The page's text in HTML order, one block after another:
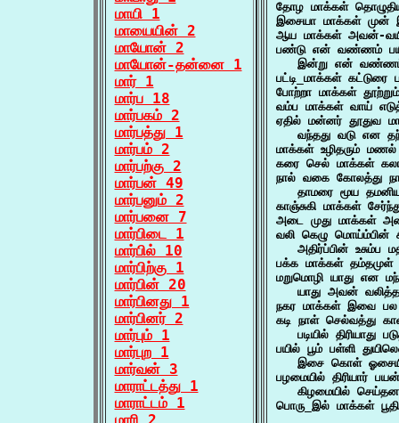
மாயி 1
மாயையின் 2
மாயோன் 2
மாயோன்-தன்னை 1
மார் 1
மார்ப 18
மார்பகம் 2
மார்பத்து 1
மார்பம் 2
மார்பற்கு 2
மார்பன் 49
மார்பனும் 2
மார்பனை 7
மார்பிடை 1
மார்பில் 10
மார்பிற்கு 1
மார்பின் 20
மார்பினது 1
மார்பினர் 2
மார்பும் 1
மார்புற 1
மார்வன் 3
மாராட்டத்து 1
மாராட்டம் 1
தோழ மாக்கள்
இசையா மாக்கள் முன்
ஆய மாக்கள் அவன்-
பண்டு என் வண்ணம்
இன்று என்
பட்டி_மாக்கள்
போற்றா மாக்கள்
வம்ப மாக்கள் வாய்
ஏதில் மன்னர் தூதுவ
வந்தது வடு என
மாக்கள் உழிதரும்
கரை செல் மாக்கள்
நால் வகை கோலத்து
தாமரை மூய
காஞ்சுகி மாக்கள்
அடை முது மாக்கள்
வலி கெழு மொய்ம்பின்
அதிர்ப்பின் உசும்ப
பக்க மாக்கள்
மறுமொழி யாது என
யாது அவன்
நகர மாக்கள் இவை
கடி நாள் செல்வத்து
படியில்
பயில் பூம் பள்ளி
இசை கொள்
பழமையில் திரியார்
கிழமையில்
பொரு_இல் மாக்கள்